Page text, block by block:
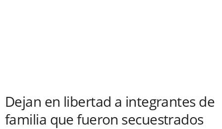
Dejan en libertad a integrantes de
familia que fueron secuestrados